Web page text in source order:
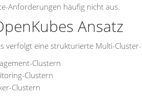
Anforderungen häufig nicht aus.
Ansatz
verfolgt eine strukturierte Multi-
Clustern
Clustern
Clustern